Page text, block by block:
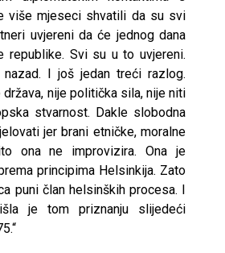
više mjeseci shvatili da su svi
uvjereni da će jednog dana
republike. Svi su u to uvjereni.
I još jedan treći razlog.
nije politička sila, nije niti
stvarnost. Dakle slobodna
jer brani etničke, moralne
ona ne improvizira. Ona je
principima Helsinkija. Zato
puni član helsinških procesa. I
je tom priznanju slijedeći